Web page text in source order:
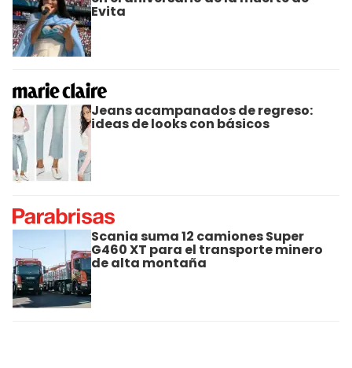
Evita
Jeans acampanados de regreso:
ideas de looks con básicos
Scania suma 12 camiones Super
G460 XT para el transporte minero
de alta montaña